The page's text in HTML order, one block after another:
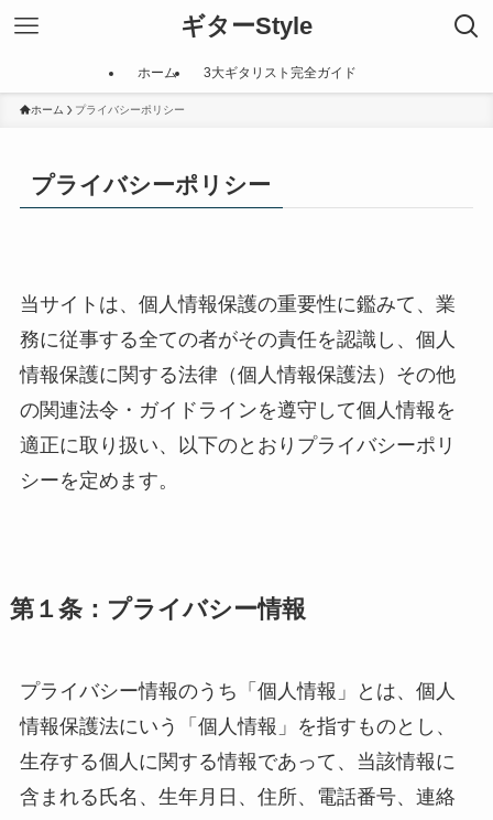
ギターStyle
ホーム 3大ギタリスト完全ガイド
ホーム プライバシーポリシー
プライバシーポリシー
当サイトは、個人情報保護の重要性に鑑みて、業
務に従事する全ての者がその責任を認識し、個人
情報保護に関する法律（個人情報保護法）その他
の関連法令・ガイドラインを遵守して個人情報を
適正に取り扱い、以下のとおりプライバシーポリ
シーを定めます。
第１条：プライバシー情報
プライバシー情報のうち「個人情報」とは、個人
情報保護法にいう「個人情報」を指すものとし、
生存する個人に関する情報であって、当該情報に
含まれる氏名、生年月日、住所、電話番号、連絡